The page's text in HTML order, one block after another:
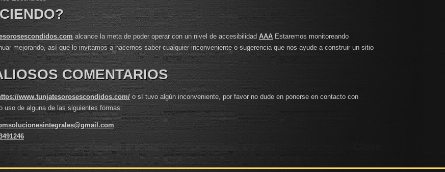
alcance la meta de poder operar con un nivel de accesibilidadAAA Estaremos monitoreando
mejorando, así que lo invitamos a hacernos saber cualquier inconveniente o sugerencia que nos ayude a construir un sitio
COMENTARIOS
www.tunjatesorosescondidos.com/o sí tuvo algún inconveniente, por favor no dude en ponerse en contacto con
uso de alguna de las siguientes formas: